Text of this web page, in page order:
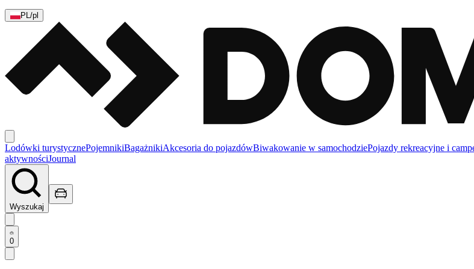
PL/pl
Lodówki turystycznePojemnikiBagażnikiAkcesoria do pojazdówBiwakowanie w samochodziePojazdy rekreacyjne i
aktywnościJournal
Wyszukaj
0